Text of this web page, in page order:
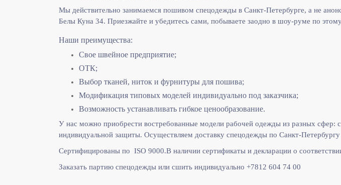
Мы действительно занимаемся пошивом спецодежды в Санкт-Петербурге, а не
Белы Куна 34. Приезжайте и убедитесь сами, побываете заодно в шоу-руме по
Наши преимущества:
Свое швейное предприятие;
ОТК;
Выбор тканей, ниток и фурнитуры для пошива;
Модификация типовых моделей индивидуально под заказчика;
Возможность устанавливать гибкое ценообразование.
У нас можно приобрести востребованные модели рабочей одежды из разных
индивидуальной защиты. Осуществляем доставку спецодежды по Санкт-
Сертифицированы по ISO 9000.В наличии сертификаты и декларации о
Заказать партию спецодежды или сшить индивидуально +7812 604 74 00